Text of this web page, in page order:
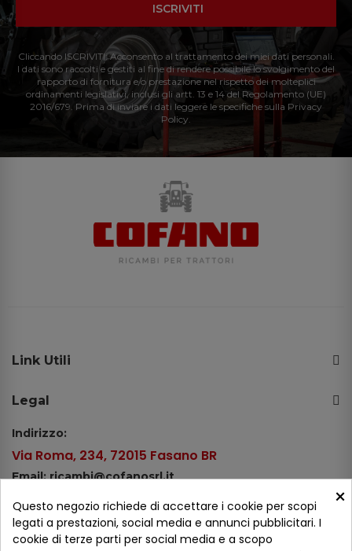
ISCRIVITI
Cliccando ISCRIVITI: Acconsento al trattamento dei miei dati personali.
I dati sono raccolti e gestiti al fine di rendere possibile lo svolgimento del
rapporto di fornitura e/o prestazione nel rispetto dei molteplici
ordinamenti legislativi, inclusi gli artt. 13 e 14 del Regolamento (UE)
2016/679. Prima di inviare i dati leggere le specifiche sulla Privacy
Policy.
Link Utili
Legal
Indirizzo:
Via Roma, 234, 72015 Fasano BR
Email: ricambi@cofanosrl.it
Tel.: +39 080 44 13 478
WhatsApp: +39 334 98 51 100
×
Questo negozio richiede di accettare i cookie per scopi
legati a prestazioni, social media e annunci pubblicitari. I
cookie di terze parti per social media e a scopo